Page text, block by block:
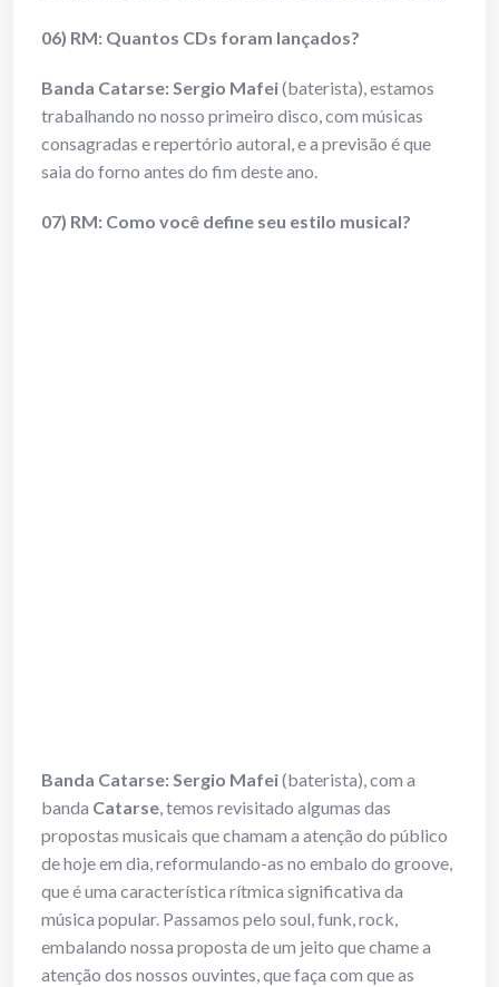
06) RM: Quantos CDs foram lançados?
Banda Catarse: Sergio Mafei(baterista), estamos
trabalhando no nosso primeiro disco, com músicas
consagradas e repertório autoral, e a previsão é que
saia do forno antes do fim deste ano.
07) RM: Como você define seu estilo musical?
Banda Catarse: Sergio Mafei(baterista), com a
banda Catarse, temos revisitado algumas das
propostas musicais que chamam a atenção do público
de hoje em dia, reformulando-as no embalo do groove,
que é uma característica rítmica significativa da
música popular. Passamos pelo soul, funk, rock,
embalando nossa proposta de um jeito que chame a
atenção dos nossos ouvintes, que faça com que as